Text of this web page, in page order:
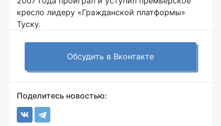
кресло лидеру «Гражданской платформы»
Туску.
Обсудить в Вконтакте
Поделитесь новостью: